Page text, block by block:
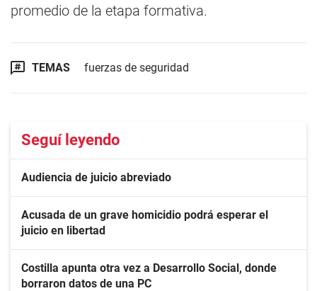
promedio de la etapa formativa.
TEMAS fuerzas de seguridad
Seguí leyendo
Audiencia de juicio abreviado
Acusada de un grave homicidio podrá esperar el
juicio en libertad
Costilla apunta otra vez a Desarrollo Social, donde
borraron datos de una PC